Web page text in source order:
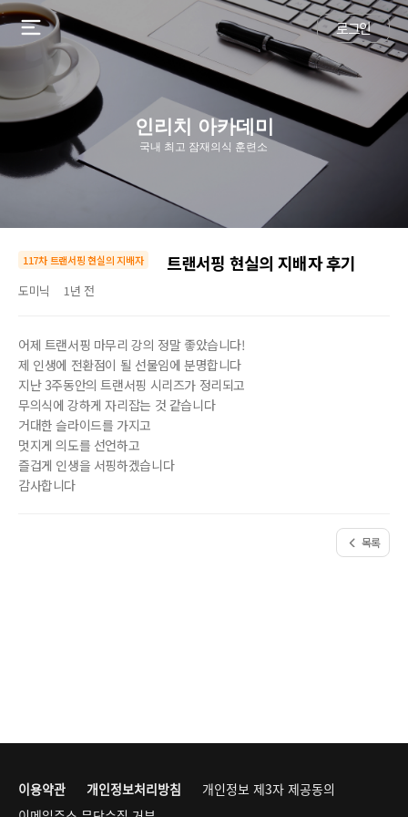
로그인
인리치 아카데미
국내 최고 잠재의식 훈련소
117차 트랜서핑 현실의 지배자 트랜서핑 현실의 지배자 후기
도미닉 1년 전
어제 트랜서핑 마무리 강의 정말 좋았습니다!
제 인생에 전환점이 될 선물임에 분명합니다
지난 3주동안의 트랜서핑 시리즈가 정리되고
무의식에 강하게 자리잡는 것 같습니다
거대한 슬라이드를 가지고
멋지게 의도를 선언하고
즐겁게 인생을 서핑하겠습니다
감사합니다
목록
이용약관 개인정보처리방침
개인정보 제3자 제공동의